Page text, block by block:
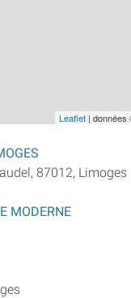
Leaflet | données
87012, Limoges
MODERNE